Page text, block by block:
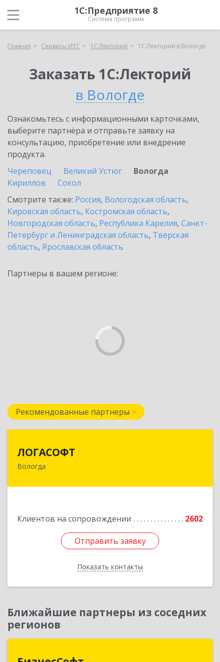
1С:Предприятие 8
Система программ
Главная Сервисы ИТС 1С:Лекторий 1С:Лекторий в Вологде
Заказать 1С:Лекторий
в Вологде
Ознакомьтесь с информационными карточками,
выберите партнёра и отправьте заявку на
консультацию, приобретение или внедрение
продукта.
Череповец
Великий Устюг
Вологда
Кириллов
Сокол
Смотрите также: Россия, Вологодская область,
Кировская область, Костромская область,
Новгородская область, Республика Карелия, Санкт-
Петербург и Ленинградская область, Тверская
область, Ярославская область
Партнеры в вашем регионе:
Рекомендованные партнеры
ЛОГАСОФТ
Вологда
Клиентов на сопровождении 2602
Отправить заявку
Показать контакты
160002, Вологодская обл, Вологда г, Гагарина
Отправить заявку
Назад
Ближайшие партнеры из соседних
регионов